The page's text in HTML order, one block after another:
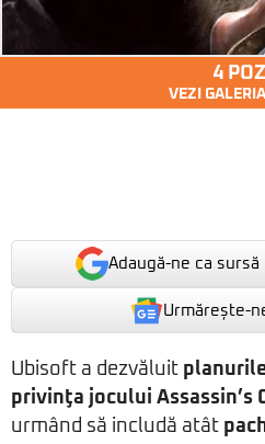
4
VEZI
Adaugă-ne ca
Urmărește-
Ubisoft a dezvăluit
privinţa jocului Assassin’s
urmând să includă atât